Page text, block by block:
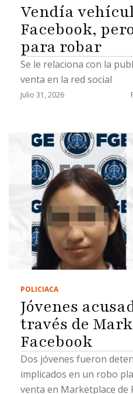
Vendía
Facebook,
para robar
Se le relaciona con la
venta en la red social
Julio 31, 2026
POLICIACA
Jóvenes
través de
Facebook
Dos jóvenes fueron
implicados en un robo
venta en Marketplace de